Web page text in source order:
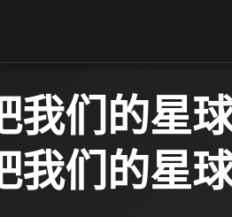
我们的星
我们的星